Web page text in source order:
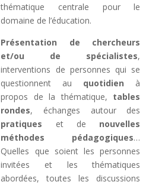
thématique centrale pour le
domaine de l’éducation.
Présentation de chercheurs
et/ou de spécialistes,
interventions de personnes qui se
questionnent au quotidien à
propos de la thématique, tables
rondes, échanges autour des
pratiques et de nouvelles
méthodes pédagogiques…
Quelles que soient les personnes
invitées et les thématiques
abordées, toutes les discussions